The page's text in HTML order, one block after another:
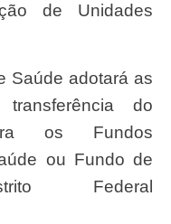
de Unidades
do
os Fundos
ou Fundo de
Federal